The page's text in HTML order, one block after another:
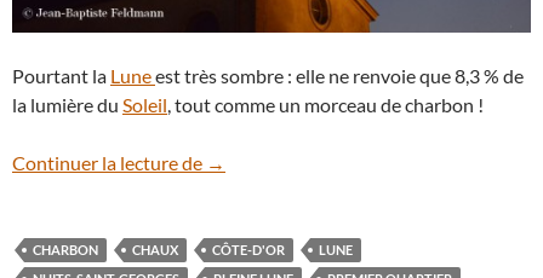
Pourtant la Luneest très sombre : elle ne renvoie que 8,3 % de
la lumière du Soleil, tout comme un morceau de charbon !
Continuer la lecture de Lune éclatante
→
CHARBON CHAUX CÔTE-D'OR
LUNE